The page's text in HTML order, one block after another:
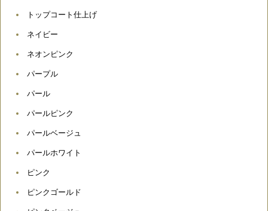
トップコート仕上げ
ネイビー
ネオンピンク
パープル
パール
パールピンク
パールベージュ
パールホワイト
ピンク
ピンクゴールド